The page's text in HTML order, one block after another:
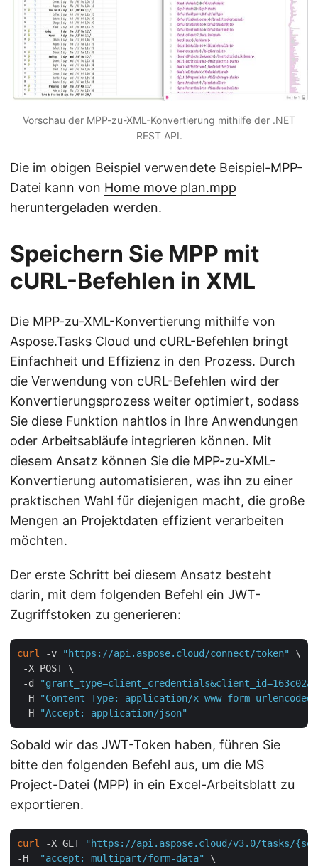
Vorschau der MPP-zu-XML-Konvertierung mithilfe der .NET
REST API.
Die im obigen Beispiel verwendete Beispiel-MPP-
Datei kann von Home move plan.mpp
heruntergeladen werden.
Speichern Sie MPP mit
cURL-Befehlen in XML
Die MPP-zu-XML-Konvertierung mithilfe von
Aspose.Tasks Cloud und cURL-Befehlen bringt
Einfachheit und Effizienz in den Prozess. Durch
die Verwendung von cURL-Befehlen wird der
Konvertierungsprozess weiter optimiert, sodass
Sie diese Funktion nahtlos in Ihre Anwendungen
oder Arbeitsabläufe integrieren können. Mit
diesem Ansatz können Sie die MPP-zu-XML-
Konvertierung automatisieren, was ihn zu einer
praktischen Wahl für diejenigen macht, die große
Mengen an Projektdaten effizient verarbeiten
möchten.
Der erste Schritt bei diesem Ansatz besteht
darin, mit dem folgenden Befehl ein JWT-
Zugriffstoken zu generieren:
curl -v "https://api.aspose.cloud/connect/token"
\
-X POST \
-d
-H
"Content-Type: application/x-www-form-urlencoded"
-H
"Accept: application/json"
Sobald wir das JWT-Token haben, führen Sie
bitte den folgenden Befehl aus, um die MS
Project-Datei (MPP) in ein Excel-Arbeitsblatt zu
exportieren.
curl -X GET
"https://api.aspose.cloud/v3.0/tasks/
-H
"accept: multipart/form-data" \